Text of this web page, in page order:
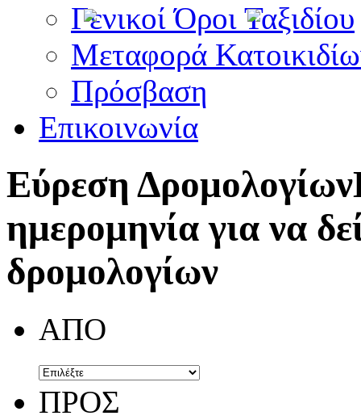
Γενικοί Όροι Ταξιδίου
Μεταφορά
Πρόσβαση
Επικοινωνία
Εύρεση Δρομολογίων
ημερομηνία για να
δρομολογίων
ΑΠΟ
ΠΡΟΣ